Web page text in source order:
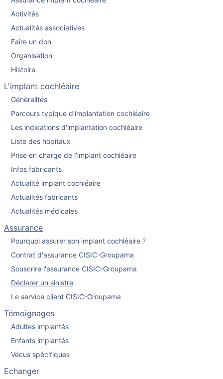
Activités
Actualités associatives
Faire un don
Organisation
Histoire
L'implant cochléaire
Généralités
Parcours typique d'implantation cochléaire
Les indications d'implantation cochléaire
Liste des hopitaux
Prise en charge de l'implant cochléaire
Infos fabricants
Actualité implant cochléaire
Actualités fabricants
Actualités médicales
Assurance
Pourquoi assurer son implant cochléaire ?
Contrat d'assurance CISIC-Groupama
Souscrire l'assurance CISIC-Groupama
Déclarer un sinistre
Le service client CISIC-Groupama
Témoignages
Adultes implantés
Enfants implantés
Vécus spécifiques
Echanger